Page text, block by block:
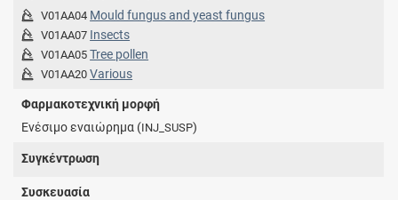
V01AA04 Mould fungus and yeast fungus
V01AA07 Insects
V01AA05 Tree pollen
V01AA20 Various
Φαρμακοτεχνική μορφή
Ενέσιμο εναιώρημα (INJ_SUSP)
Συγκέντρωση
Συσκευασία